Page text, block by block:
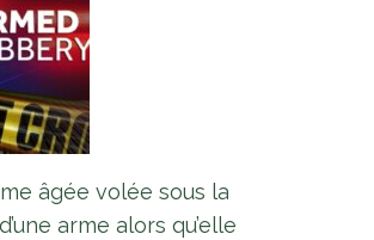
âgée volée sous la
arme alors qu’elle